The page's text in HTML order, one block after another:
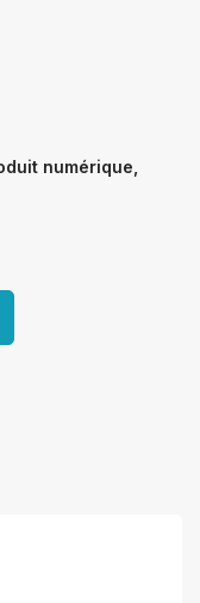
numérique,